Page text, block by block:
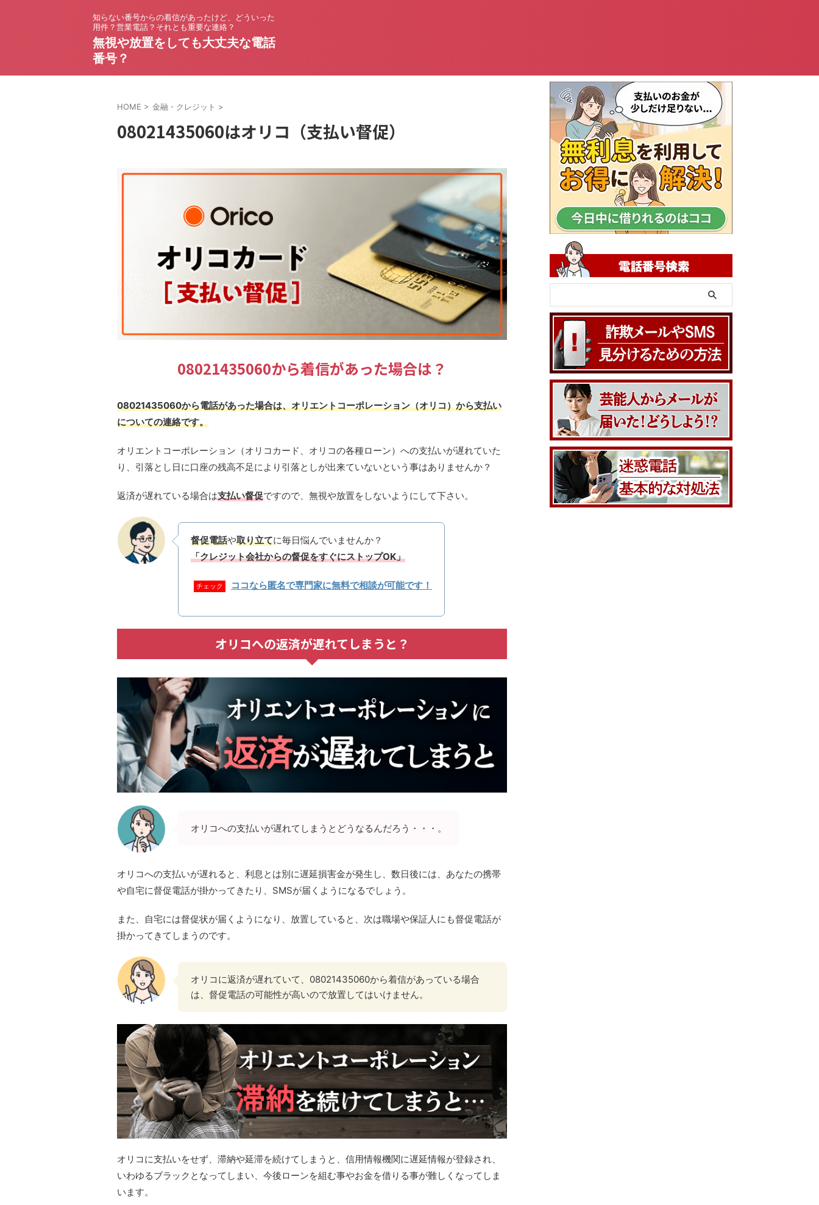
知らない番号からの着信があったけど、どういった
用件？営業電話？それとも重要な連絡？
無視や放置をしても大丈夫な電話
番号？
HOME > 金融・クレジット >
08021435060はオリコ（支払い督促）
08021435060から着信があった場合は？
08021435060から電話があった場合は、オリエントコーポレーション（オリコ）から支払い
についての連絡です。
オリエントコーポレーション（オリコカード、オリコの各種ローン）への支払いが遅れていた
り、引落とし日に口座の残高不足により引落としが出来ていないという事はありませんか？
返済が遅れている場合は支払い督促ですので、無視や放置をしないようにして下さい。
督促電話や取り立てに毎日悩んでいませんか？
「クレジット会社からの督促をすぐにストップOK」
チェック ココなら匿名で専門家に無料で相談が可能です！
オリコへの返済が遅れてしまうと？
オリコへの支払いが遅れてしまうとどうなるんだろう・・・。
オリコへの支払いが遅れると、利息とは別に遅延損害金が発生し、数日後には、あなたの携帯
や自宅に督促電話が掛かってきたり、SMSが届くようになるでしょう。
また、自宅には督促状が届くようになり、放置していると、次は職場や保証人にも督促電話が
掛かってきてしまうのです。
オリコに返済が遅れていて、08021435060から着信があっている場合
は、督促電話の可能性が高いので放置してはいけません。
オリコに支払いをせず、滞納や延滞を続けてしまうと、信用情報機関に遅延情報が登録され、
いわゆるブラックとなってしまい、今後ローンを組む事やお金を借りる事が難しくなってしま
います。